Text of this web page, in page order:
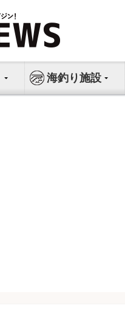
海釣り施設